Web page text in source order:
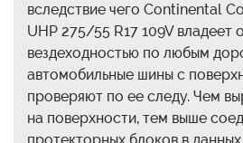
вследствие чего Continental
UHP 275/55 R17 109V владеет
вездеходностью по любым
автомобильные шины с
проверяют по ее следу. Чем
на поверхности, тем выше